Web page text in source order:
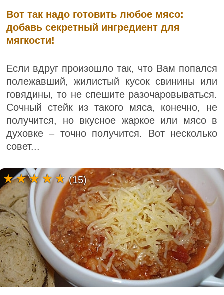
Вот так надо готовить любое мясо:
добавь секретный ингредиент для
мягкости!
Если вдруг произошло так, что Вам попался
полежавший, жилистый кусок свинины или
говядины, то не спешите разочаровываться.
Сочный стейк из такого мяса, конечно, не
получится, но вкусное жаркое или мясо в
духовке – точно получится. Вот несколько
совет...
(15)